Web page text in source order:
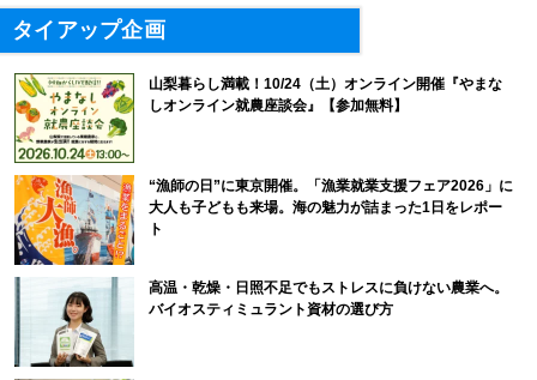
タイアップ企画
山梨暮らし満載！10/24（土）オンライン開催『やまな
しオンライン就農座談会』【参加無料】
“漁師の日”に東京開催。「漁業就業支援フェア2026」に
大人も子どもも来場。海の魅力が詰まった1日をレポー
ト
高温・乾燥・日照不足でもストレスに負けない農業へ。
バイオスティミュラント資材の選び方